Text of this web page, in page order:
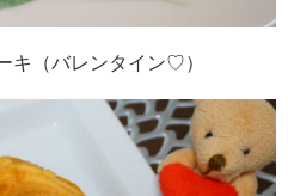
キ（バレンタイン♡）